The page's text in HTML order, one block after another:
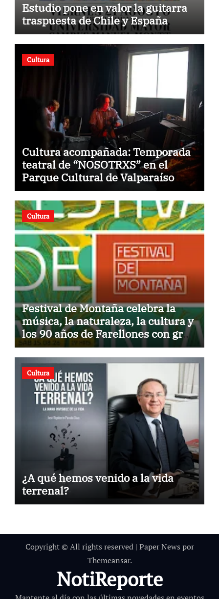
Estudio pone en valor la guitarra
traspuesta de Chile y España
Cultura
Cultura acompañada: Temporada
teatral de “NOSOTRXS” en el
Parque Cultural de Valparaíso
Cultura
Festival de Montaña celebra la
música, la naturaleza, la cultura y
los 90 años de Farellones con gran
concierto al aire libre
Cultura
¿A qué hemos venido a la vida
terrenal?
Copyright © All rights reserved | Paper News por
Themeansar.
NotiReporte